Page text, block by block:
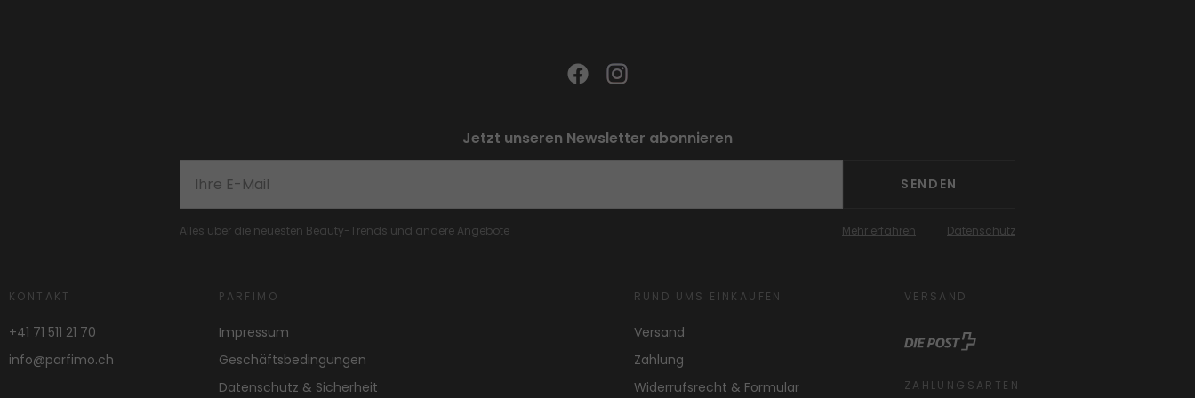
Jetzt unseren Newsletter abonnieren
SENDEN
Alles über die neuesten Beauty-Trends und andere Angebote Mehr erfahren Datenschutz
PARFIMO
Impressum
Geschäftsbedingungen
Datenschutz & Sicherheit
RUND UMS EINKAUFEN
Versand
Zahlung
Widerrufsrecht & Formular
VERSAND
ZAHLUNGSARTEN
KONTAKT
+41 71 511 21 70
info@parfimo.ch